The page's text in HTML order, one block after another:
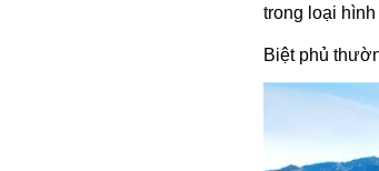
trong loại hình
Biệt phủ